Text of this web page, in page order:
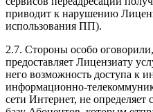
приводит к нарушению
использования ПП).
2.7. Стороны особо
предоставляет Лицензиату
него возможность доступа к
информационно-
сети Интернет, не